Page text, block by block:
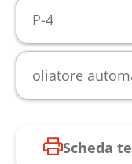
P-4
oliatore
Scheda